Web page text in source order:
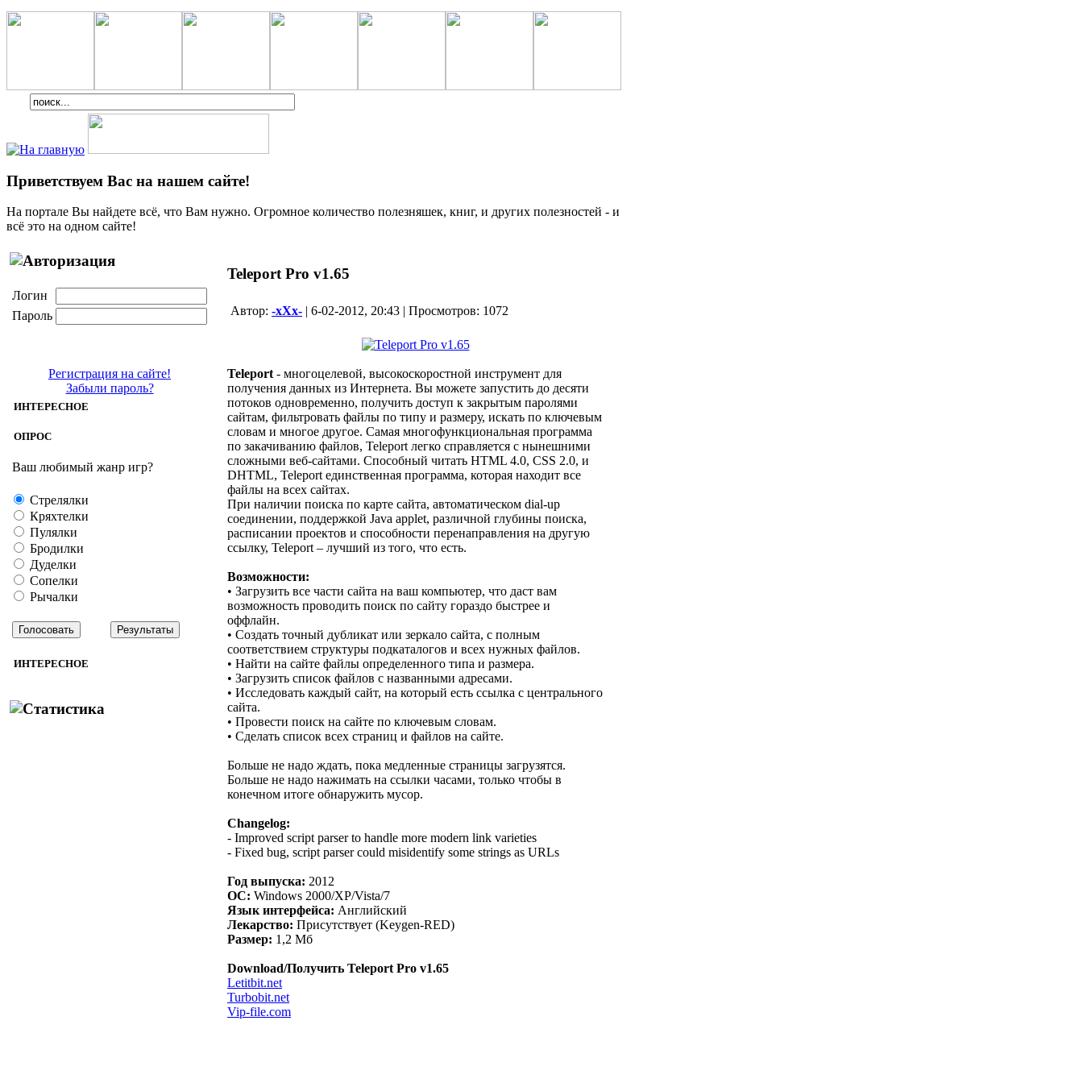
Приветствуем Вас на нашем сайте!
На портале Вы найдете всё, что Вам нужно. Огромное количество полезняшек, книг, и других полезностей - и
всё это на одном сайте!
Логин
Пароль
Регистрация на сайте!
Забыли пароль?
ИНТЕРЕСНОЕ
ОПРОС
Ваш любимый жанр игр?
Стрелялки
Кряхтелки
Пулялки
Бродилки
Дуделки
Сопелки
Рычалки
ИНТЕРЕСНОЕ
Teleport Pro v1.65
Aвтор: -xXx- | 6-02-2012, 20:43 | Просмотров: 1072
Teleport- многоцелевой, высокоскоростной инструмент для
получения данных из Интернета. Вы можете запустить до десяти
потоков одновременно, получить доступ к закрытым паролями
сайтам, фильтровать файлы по типу и размеру, искать по ключевым
словам и многое другое. Самая многофункциональная программа
по закачиванию файлов, Teleport легко справляется с нынешними
сложными веб-сайтами. Способный читать HTML 4.0, CSS 2.0, и
DHTML, Teleport единственная программа, которая находит все
файлы на всех сайтах.
При наличии поиска по карте сайта, автоматическом dial-up
соединении, поддержкой Java applet, различной глубины поиска,
расписании проектов и способности перенаправления на другую
ссылку, Teleport – лучший из того, что есть.
Возможности:
• Загрузить все части сайта на ваш компьютер, что даст вам
возможность проводить поиск по сайту гораздо быстрее и
оффлайн.
• Создать точный дубликат или зеркало сайта, с полным
соответствием структуры подкаталогов и всех нужных файлов.
• Найти на сайте файлы определенного типа и размера.
• Загрузить список файлов с названными адресами.
• Исследовать каждый сайт, на который есть ссылка с центрального
сайта.
• Провести поиск на сайте по ключевым словам.
• Сделать список всех страниц и файлов на сайте.
Больше не надо ждать, пока медленные страницы загрузятся.
Больше не надо нажимать на ссылки часами, только чтобы в
конечном итоге обнаружить мусор.
Changelog:
- Improved script parser to handle more modern link varieties
- Fixed bug, script parser could misidentify some strings as URLs
Год выпуска: 2012
ОС: Windows 2000/XP/Vista/7
Язык интерфейса: Английский
Лекарство: Присутствует (Keygen-RED)
Размер: 1,2 Мб
Download/Получить Teleport Pro v1.65
Letitbit.net
Turbobit.net
Vip-file.com